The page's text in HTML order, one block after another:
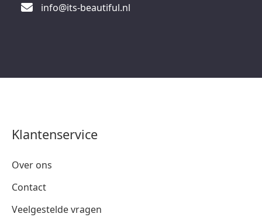
info@its-beautiful.nl
Klantenservice
Over ons
Contact
Veelgestelde vragen